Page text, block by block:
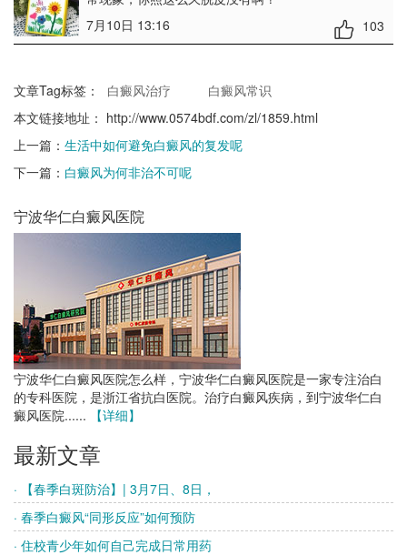
7月10日 13:16
103
文章Tag标签： 白癜风治疗
白癜风常识
本文链接地址： http://www.0574bdf.com/zl/1859.html
上一篇： 生活中如何避免白癜风的复发呢
下一篇： 白癜风为何非治不可呢
宁波华仁白癜风医院
宁波华仁白癜风医院怎么样，宁波华仁白癜风医院是一家专注治白
的专科医院，是浙江省抗白医院。治疗白癜风疾病，到宁波华仁白
癜风医院......
【详细】
最新文章
· 【春季白斑防治】| 3月7日、8日，
· 春季白癜风“同形反应”如何预防
· 住校青少年如何自己完成日常用药